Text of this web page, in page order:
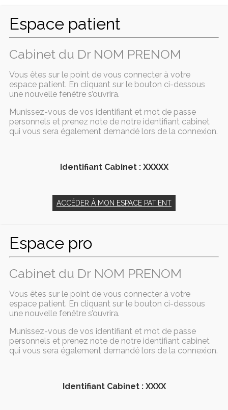
Espace patient
Cabinet du Dr NOM PRENOM
Vous êtes sur le point de vous connecter à votre
espace patient. En cliquant sur le bouton ci-dessous
une nouvelle fenêtre s’ouvrira.
Munissez-vous de vos identifiant et mot de passe
personnels et prenez note de notre identifiant cabinet
qui vous sera également demandé lors de la connexion.
Identifiant Cabinet : XXXXX
ACCÉDER À MON ESPACE PATIENT
Espace pro
Cabinet du Dr NOM PRENOM
Vous êtes sur le point de vous connecter à votre
espace patient. En cliquant sur le bouton ci-dessous
une nouvelle fenêtre s’ouvrira.
Munissez-vous de vos identifiant et mot de passe
personnels et prenez note de notre identifiant cabinet
qui vous sera également demandé lors de la connexion.
Identifiant Cabinet : XXXX